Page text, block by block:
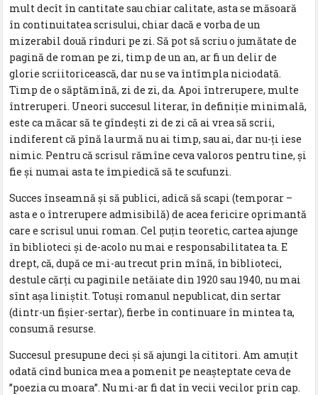
mult decît în cantitate sau chiar calitate, asta se măsoară
în continuitatea scrisului, chiar dacă e vorba de un
mizerabil două rînduri pe zi. Să pot să scriu o jumătate de
pagină de roman pe zi, timp de un an, ar fi un delir de
glorie scriitoricească, dar nu se va întîmpla niciodată.
Timp de o săptămînă, zi de zi, da. Apoi întrerupere, multe
întreruperi. Uneori succesul literar, în definiție minimală,
este ca măcar să te gîndești zi de zi că ai vrea să scrii,
indiferent că pînă la urmă nu ai timp, sau ai, dar nu-ți iese
nimic. Pentru că scrisul rămîne ceva valoros pentru tine, și
fie și numai asta te împiedică să te scufunzi.
Succes înseamnă și să publici, adică să scapi (temporar –
asta e o întrerupere admisibilă) de acea fericire oprimantă
care e scrisul unui roman. Cel puțin teoretic, cartea ajunge
în biblioteci și de-acolo nu mai e responsabilitatea ta. E
drept, că, după ce mi-au trecut prin mînă, în biblioteci,
destule cărți cu paginile netăiate din 1920 sau 1940, nu mai
sînt așa liniștit. Totuși romanul nepublicat, din sertar
(dintr-un fișier-sertar), fierbe în continuare în mintea ta,
consumă resurse.
Succesul presupune deci și să ajungi la cititori. Am amuțit
odată cînd bunica mea a pomenit pe neașteptate ceva de
”poezia cu moara”. Nu mi-ar fi dat în vecii vecilor prin cap.